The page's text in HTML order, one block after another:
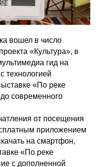
вошел в число
«Культура», в
гид на
технологией
«По реке
современного
от посещения
приложением
на смартфон,
«По реке
с дополненной